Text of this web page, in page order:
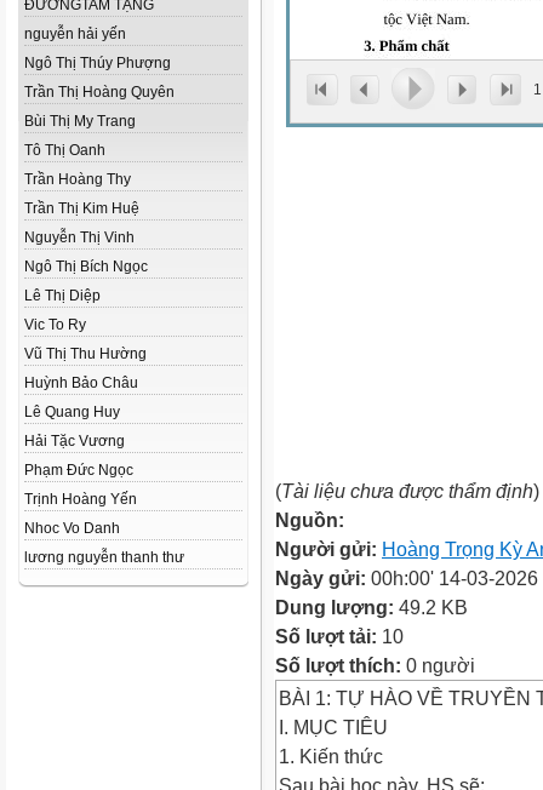
ĐƯƠNGTAM TẠNG
nguyễn hải yến
Ngô Thị Thúy Phượng
Trần Thị Hoàng Quyên
Bùi Thị My Trang
Tô Thị Oanh
Trần Hoàng Thy
Trần Thị Kim Huệ
Nguyễn Thị Vinh
Ngô Thị Bích Ngọc
Lê Thị Diệp
Vic To Ry
Vũ Thị Thu Hường
Huỳnh Bảo Châu
Lê Quang Huy
Hải Tặc Vương
Phạm Đức Ngọc
Trịnh Hoàng Yến
Nhoc Vo Danh
lương nguyễn thanh thư
1
(Tài liệu chưa được thẩm định)
Nguồn:
Người gửi: Hoàng Trọng Kỳ
Ngày gửi: 00h:00' 14-03-2026
Dung lượng: 49.2 KB
Số lượt tải: 10
Số lượt thích: 0 người
BÀI 1: TỰ HÀO VỀ TRUYỀN
I. MỤC TIÊU
1. Kiến thức
Sau bài học này, HS sẽ: